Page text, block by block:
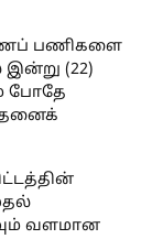
பணிகளை
(22)
போதே
வளமான